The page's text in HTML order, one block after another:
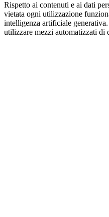
Rispetto ai contenuti e ai dati
vietata ogni utilizzazione
intelligenza artificiale
utilizzare mezzi automatizzati di